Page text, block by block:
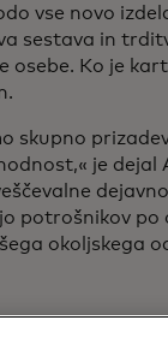
vse novo
sestava in
Ko je
skupno
je dejal
potrošnikov
okoljskega